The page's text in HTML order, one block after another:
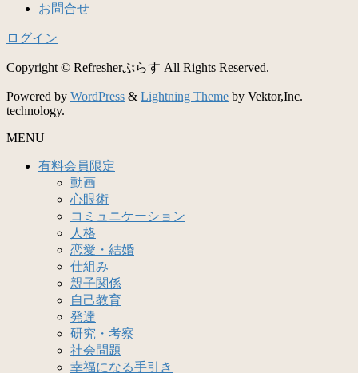
お問合せ
ログイン
Copyright © Refresherぷらす All Rights Reserved.
Powered by WordPress & Lightning Theme by Vektor,Inc.
technology.
MENU
有料会員限定
動画
心眼術
コミュニケーション
人格
恋愛・結婚
仕組み
親子関係
自己教育
発達
研究・考察
社会問題
幸福になる手引き